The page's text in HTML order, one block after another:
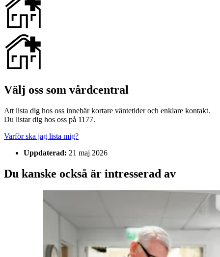
Välj oss som vårdcentral
Att lista dig hos oss innebär kortare väntetider och enklare kontakt.
Du listar dig hos oss på 1177.
Varför ska jag lista mig?
Uppdaterad: 21 maj 2026
Du kanske också är intresserad av